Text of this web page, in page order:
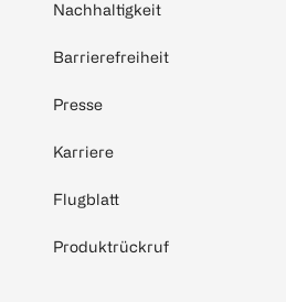
Nachhaltigkeit
Barrierefreiheit
Presse
Karriere
Flugblatt
Produktrückruf